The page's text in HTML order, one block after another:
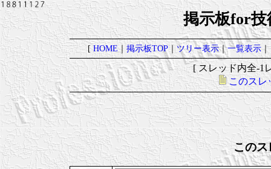
掲示板for技
[HOME｜掲示板TOP｜ツリー表示｜一覧表示｜
[ スレッド内全-
このスレ
このス